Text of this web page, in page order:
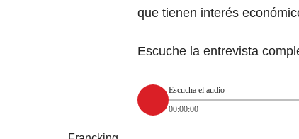
que tienen interés
Escuche la entrevista
Escucha el audio
00:00:00